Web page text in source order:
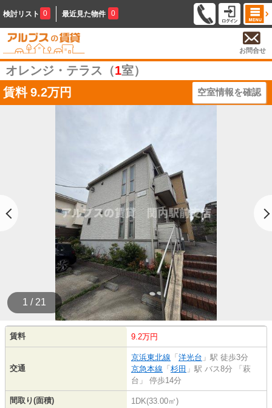
検討リスト 0 最近見た物件 0
お問合せ
オレンジ・テラス（1室）
賃料 9.2万円 空室情報を確認
1 / 21
賃料 9.2万円
交通
京浜東北線 「 洋光台 」駅 徒歩3分
京急本線 「 杉田 」駅 バス8分 「萩
台」 停歩14分
間取り(面積) 1DK(33.00㎡)